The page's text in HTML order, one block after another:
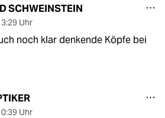
SCHWEINSTEIN
Uhr
noch klar denkende Köpfe bei
Uhr